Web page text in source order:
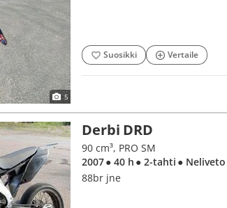
5
Suosikki Vertaile
Derbi DRD
90 cm³, PRO SM
2007● 40 h ● 2-tahti ● Neliveto
88br jne